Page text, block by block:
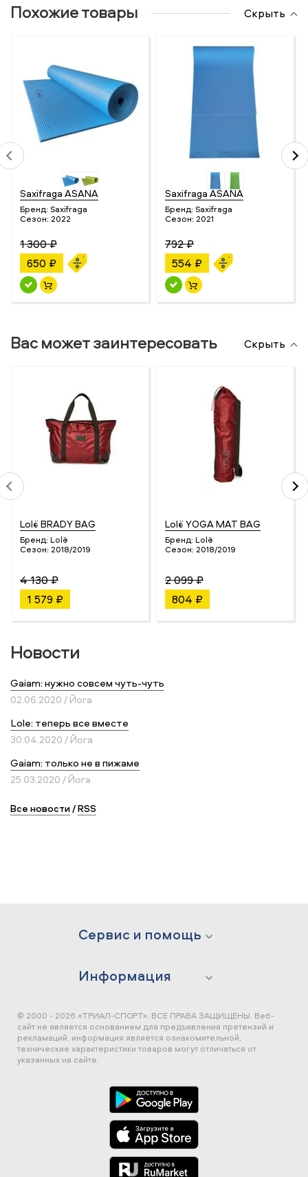
Похожие товары Скрыть
Saxifraga ASANA
Бренд: Saxifraga
Сезон: 2022
1 300 ₽
650 ₽
Saxifraga ASANA
Бренд: Saxifraga
Сезон: 2021
792 ₽
554 ₽
Вас может заинтересовать Скрыть
Lolё BRADY BAG
Бренд: Lolё
Сезон: 2018/2019
4 130 ₽
1 579 ₽
Lolё YOGA MAT BAG
Бренд: Lolё
Сезон: 2018/2019
2 099 ₽
804 ₽
Новости
Gaiam: нужно совсем чуть-чуть
02.06.2020 / Йога
Lole: теперь все вместе
30.04.2020 / Йога
Gaiam: только не в пижаме
25.03.2020 / Йога
Все новости/RSS
Сервис и помощь
Информация
© 2000 - 2026 «ТРИАЛ-СПОРТ». ВСЕ ПРАВА ЗАЩИЩЕНЫ. Веб-
сайт не является основанием для предъявления претензий и
рекламаций, информация является ознакомительной,
технические характеристики товаров могут отличаться от
указанных на сайте.